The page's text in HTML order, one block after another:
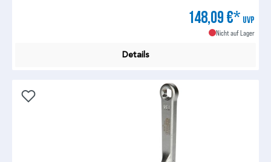
148,09 €* UVP
Nicht auf Lager
Details